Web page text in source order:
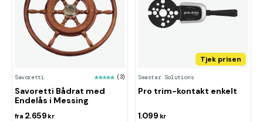
Savoretti (3)
Savoretti Bådrat med
Endelås i Messing
fra 2.659 kr
Tjek prisen
Seastar Solutions
Pro trim-kontakt enkelt
1.099 kr